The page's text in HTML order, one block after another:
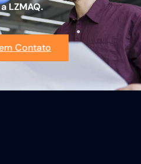
LZMAQ.
Contato